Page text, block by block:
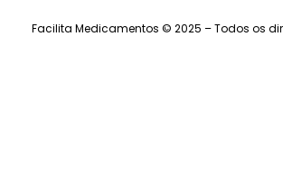
Facilita Medicamentos © 2025 – Todos os